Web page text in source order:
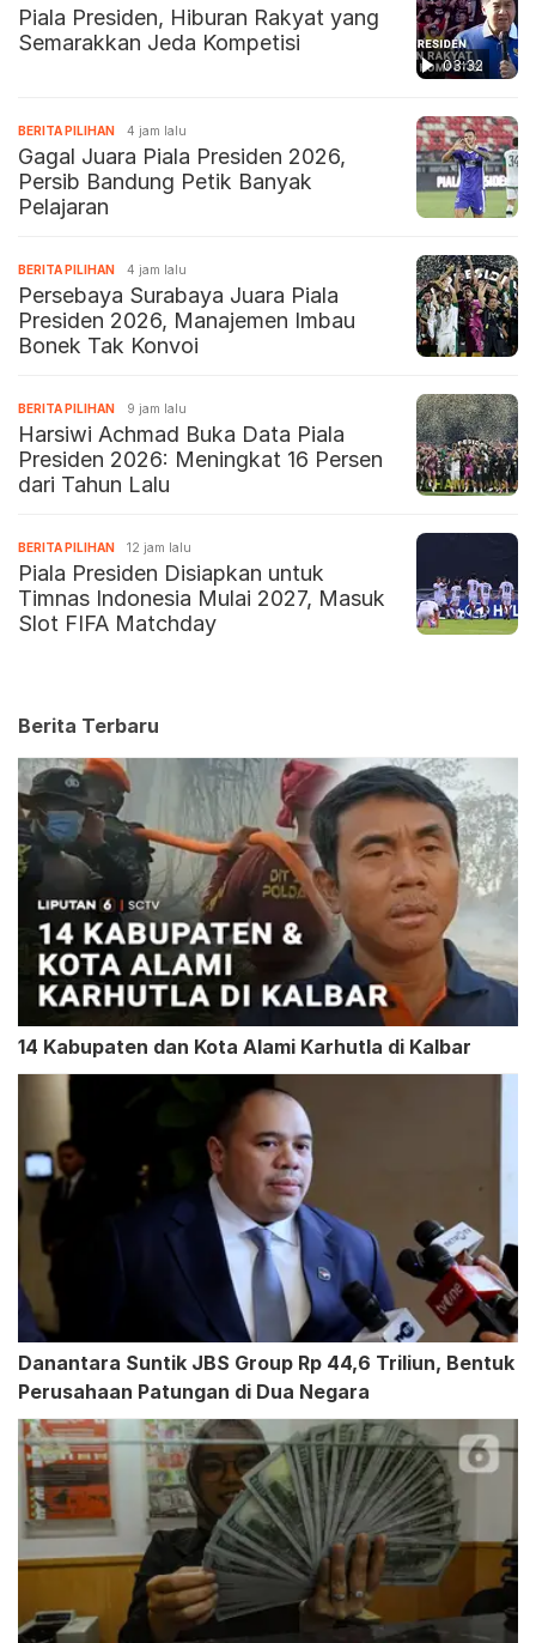
03:32
Piala Presiden, Hiburan Rakyat yang
Semarakkan Jeda Kompetisi
BERITA PILIHAN 4 jam lalu
Gagal Juara Piala Presiden 2026,
Persib Bandung Petik Banyak
Pelajaran
BERITA PILIHAN 4 jam lalu
Persebaya Surabaya Juara Piala
Presiden 2026, Manajemen Imbau
Bonek Tak Konvoi
BERITA PILIHAN 9 jam lalu
Harsiwi Achmad Buka Data Piala
Presiden 2026: Meningkat 16 Persen
dari Tahun Lalu
BERITA PILIHAN 12 jam lalu
Piala Presiden Disiapkan untuk
Timnas Indonesia Mulai 2027, Masuk
Slot FIFA Matchday
Berita Terbaru
14 Kabupaten dan Kota Alami Karhutla di Kalbar
Danantara Suntik JBS Group Rp 44,6 Triliun, Bentuk
Perusahaan Patungan di Dua Negara